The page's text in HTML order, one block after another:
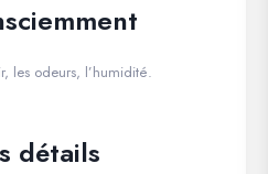
les odeurs, l’humidité.
détails